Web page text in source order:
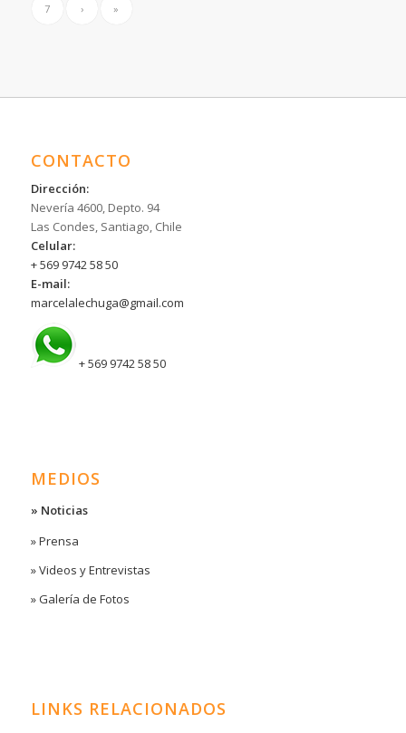
7 › »
CONTACTO
Dirección:
Nevería 4600, Depto. 94
Las Condes, Santiago, Chile
Celular:
+ 569 9742 58 50
E-mail:
marcelalechuga@gmail.com
+ 569 9742 58 50
MEDIOS
» Noticias
» Prensa
» Videos y Entrevistas
» Galería de Fotos
LINKS RELACIONADOS